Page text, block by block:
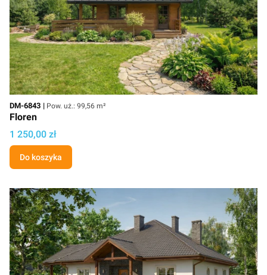
Kod
DM-6843 Powierzchnia użytkowa
Pow. uż.: 99,56 m²
Floren
Cena projektu
1 250,00 zł
Do koszyka